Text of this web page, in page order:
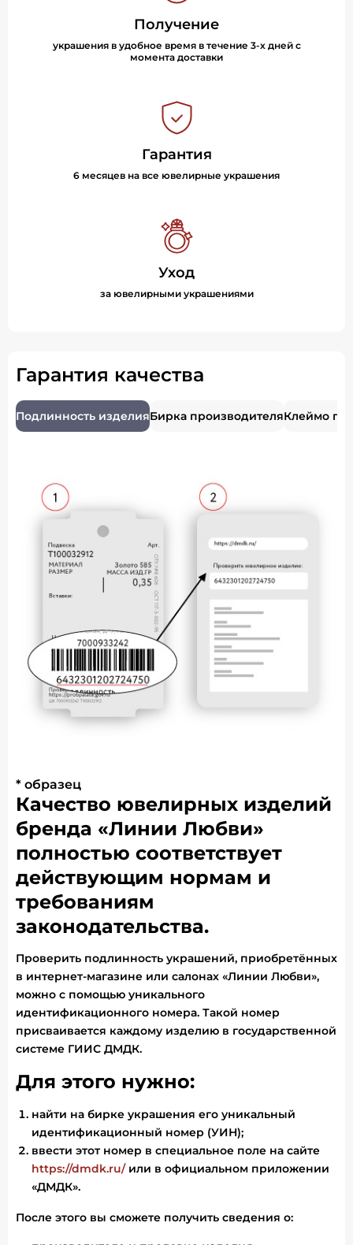
Получение
украшения в удобное время в течение 3-х дней с
момента доставки
Гарантия
6 месяцев на все ювелирные украшения
Уход
за ювелирными украшениями
Гарантия качества
Подлинность изделияБирка производителяКлеймо
* образец
Качество ювелирных изделий
бренда «Линии Любви»
полностью соответствует
действующим нормам и
требованиям
законодательства.
Проверить подлинность украшений, приобретённых
в интернет-магазине или салонах «Линии Любви»,
можно с помощью уникального
идентификационного номера. Такой номер
присваивается каждому изделию в государственной
системе ГИИС ДМДК.
Для этого нужно:
найти на бирке украшения его уникальный
идентификационный номер (УИН);
ввести этот номер в специальное поле на сайте
https://dmdk.ru/или в официальном приложении
«ДМДК».
После этого вы сможете получить сведения о: